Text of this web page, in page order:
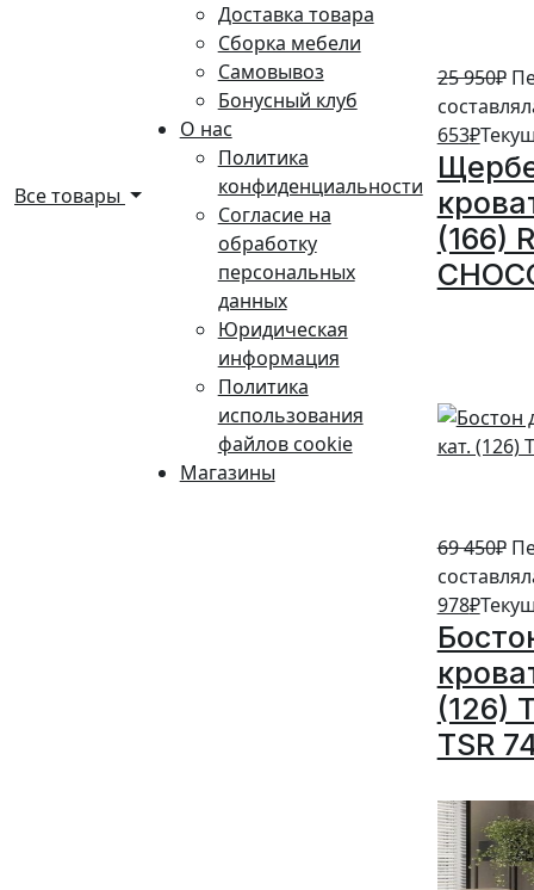
Все товары
Доставка товара
Сборка мебели
Самовывоз
Бонусный клуб
О нас
Политика
конфиденциальности
Согласие на
обработку
персональных
данных
Юридическая
информация
Политика
использования
файлов cookie
Магазины
25 950₽
653₽
(166)
69 450₽
978₽
(126)
TSR